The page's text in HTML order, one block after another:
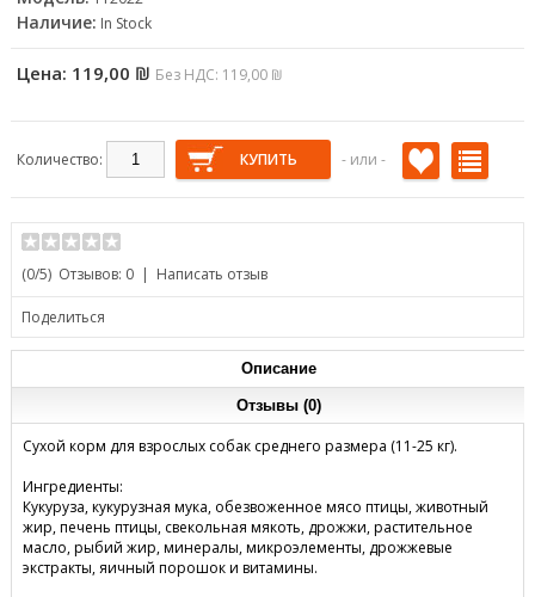
БИОЛОГИЧЕСКИ АКТИВНЫЕ
ЗАКУСКИ И СЛАДОСТИ
АВИАЦИОННЫЕ КЛЕТКИ
ПОДГОТОВКИ ВОДЫ И
ДЕЗИНФЕКЦИИ
ОСВЕЖИТЕЛИ ВОЗДУХА
Наличие: In Stock
Цена: 119,00 ₪ Без НДС: 119,00 ₪
Количество: - или -
(0/5) Отзывов: 0| Написать отзыв
Поделиться
Описание
Отзывы (0)
Сухой корм для взрослых собак среднего размера (11-25 кг).
Ингредиенты:
Кукуруза, кукурузная мука, обезвоженное мясо птицы, животный
жир, печень птицы, свекольная мякоть, дрожжи, растительное
масло, рыбий жир, минералы, микроэлементы, дрожжевые
экстракты, яичный порошок и витамины.